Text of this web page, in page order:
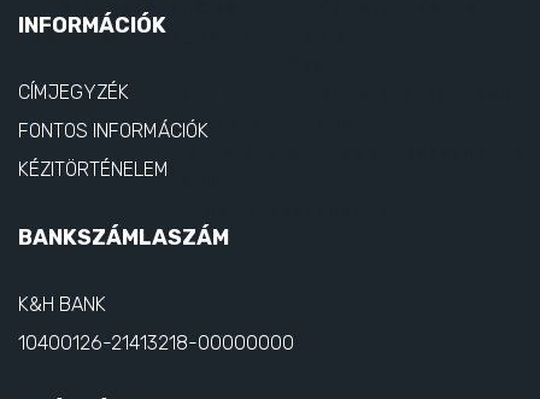
INFORMÁCIÓK
CÍMJEGYZÉK
FONTOS INFORMÁCIÓK
KÉZITÖRTÉNELEM
BANKSZÁMLASZÁM
K&H BANK
10400126-21413218-00000000